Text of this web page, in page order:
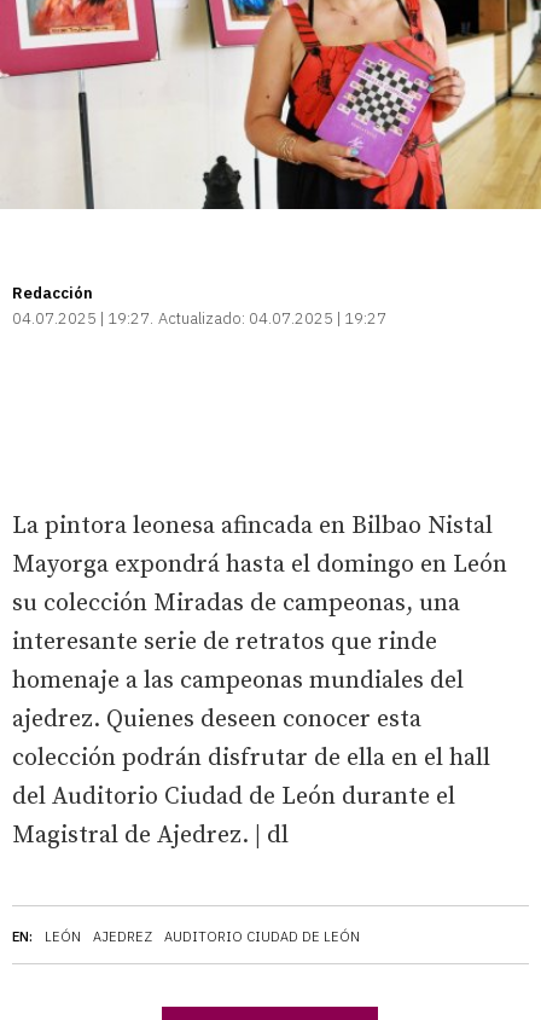
Redacción
04.07.2025 | 19:27 Actualizado: 04.07.2025 | 19:27
EN: LEÓN AJEDREZ AUDITORIO CIUDAD DE LEÓN
La pintora leonesa afincada en Bilbao Nistal
Mayorga expondrá hasta el domingo en León
su colección Miradas de campeonas, una
interesante serie de retratos que rinde
homenaje a las campeonas mundiales del
ajedrez. Quienes deseen conocer esta
colección podrán disfrutar de ella en el hall
del Auditorio Ciudad de León durante el
Magistral de Ajedrez. | dl